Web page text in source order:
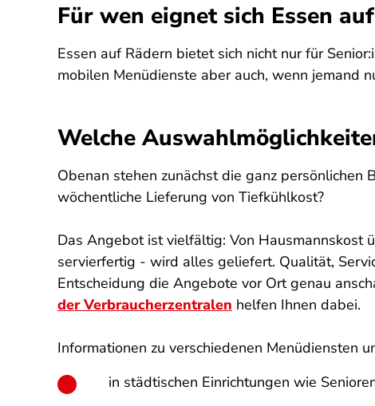
Für wen eignet sich Essen
Essen auf Rädern bietet sich nicht nur für
mobilen Menüdienste aber auch, wenn jemand
Welche
Obenan stehen zunächst die ganz persönlichen
wöchentliche Lieferung von Tiefkühlkost?
Das Angebot ist vielfältig: Von Hausmannskost
servierfertig - wird alles geliefert. Qualität,
Entscheidung die Angebote vor Ort genau
der Verbraucherzentralen helfen Ihnen dabei.
Informationen zu verschiedenen Menüdiensten
in städtischen Einrichtungen wie